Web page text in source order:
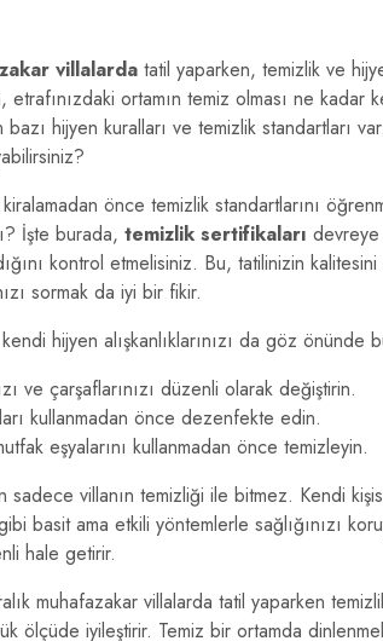
villalarda tatil yaparken, temizlik ve
etrafınızdaki ortamın temiz olması ne
hijyen kuralları ve temizlik standartları
önce temizlik standartlarını
İşte burada, temizlik sertifikaları devreye
kontrol etmelisiniz. Bu, tatilinizin
sormak da iyi bir fikir.
hijyen alışkanlıklarınızı da göz önünde
ve çarşaflarınızı düzenli olarak değiştirin.
kullanmadan önce dezenfekte edin.
eşyalarını kullanmadan önce temizleyin.
sadece villanın temizliği ile bitmez. Kendi
basit ama etkili yöntemlerle sağlığınızı
hale getirir.
muhafazakar villalarda tatil yaparken
ölçüde iyileştirir. Temiz bir ortamda